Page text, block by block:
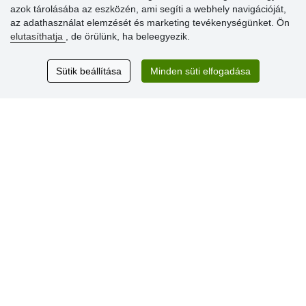
» Súgó
Vásárlók
értékelése
azok tárolásába az eszközén, ami segíti a webhely navigációját,
az adathasználat elemzését és marketing tevékenységünket. Ön
elutasíthatja
, de örülünk, ha beleegyezik.
Sütik beállítása Minden süti elfogadása